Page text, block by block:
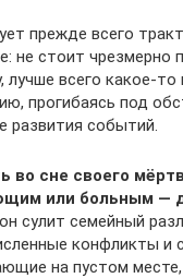
прежде всего
не стоит чрезмерно
лучше всего какое-то
прогибаясь под
развития событий.
во сне своего
или больным —
сулит семейный
конфликты и
на пустом